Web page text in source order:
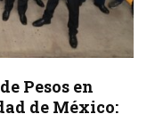
Pesos en
de México: